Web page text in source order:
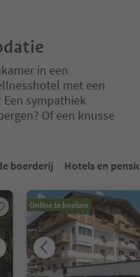
in een
met een
sympathiek
Of een knusse
boerderij Hotels en
Online te boeken